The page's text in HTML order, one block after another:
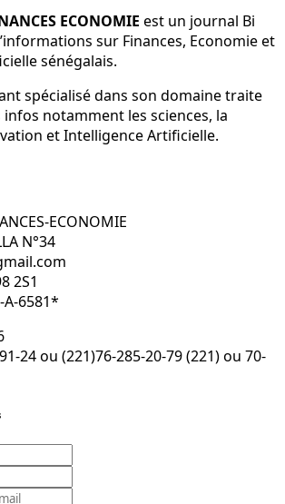
ECONOMIE est un journal Bi
sur Finances, Economie et
sénégalais.
spécialisé dans son domaine traite
notamment les sciences, la
et Intelligence Artificielle.
ECONOMIE
N°34
2S1
A-6581*
24 ou (221)76-285-20-79 (221) ou 70-